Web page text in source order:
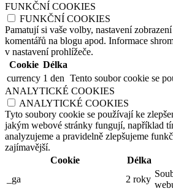
FUNKČNÍ COOKIES
FUNKČNÍ COOKIES
Pamatují si vaše volby, nastavení
komentářů na blogu apod. Informace
v nastavení prohlížeče.
Cookie Délka
currency 1 den Tento soubor cookie se
ANALYTICKÉ COOKIES
ANALYTICKÉ COOKIES
Tyto soubory cookie se používají ke
jakým webové stránky fungují, například
analyzujeme a pravidelně zlepšujeme
zajímavější.
Cookie
Délka
_ga
2 roky